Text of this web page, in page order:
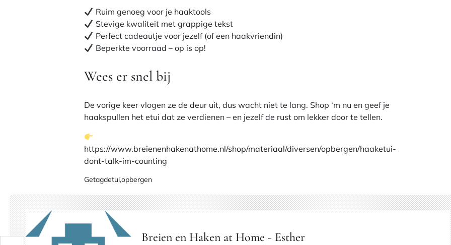
Ruim genoeg voor je haaktools
Stevige kwaliteit met grappige tekst
Perfect cadeautje voor jezelf (of een haakvriendin)
Beperkte voorraad – op is op!
Wees er snel bij
De vorige keer vlogen ze de deur uit, dus wacht niet te lang. Shop ‘m nu en geef je
haakspullen het etui dat ze verdienen – en jezelf de rust om lekker door te tellen.
https://www.breienenhakenathome.nl/shop/materiaal/diversen/opbergen/haaketui-
dont-talk-im-counting
Getagdetui,opbergen
Breien en Haken at Home - Esther